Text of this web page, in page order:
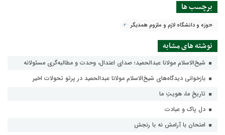
برچسب ها
حوزه و دانشگاه لازم و ملزوم همدیگر
نوشته های مشابه
شیخ‌الاسلام مولانا عبدالحمید؛ صدای اعتدال، وحدت و مطالبه‌گری مسئولانه
بازخوانی دیدگاه‌های شیخ‌الاسلام مولانا عبدالحمید در پرتو تحولات اخیر
تاریخِ ما، هویتِ ما
دل پاک و عبادت
امتحان با آرامش نه با رنجش